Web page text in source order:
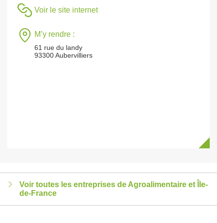
Voir le site internet
M’y rendre :
61 rue du landy
93300 Aubervilliers
Voir toutes les entreprises de Agroalimentaire et Île-
de-France